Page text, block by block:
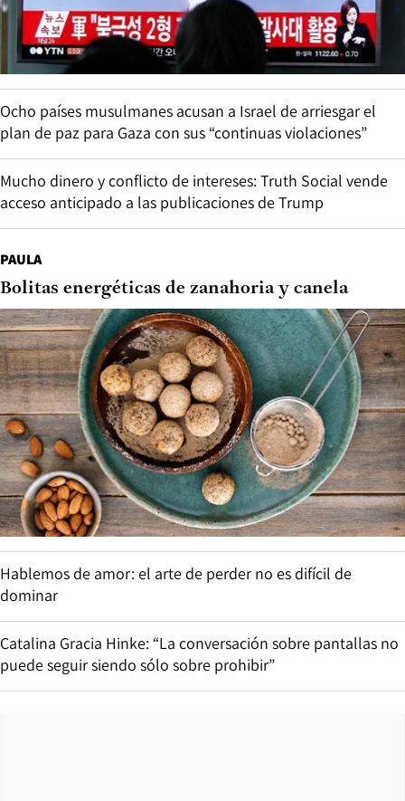
Ocho países musulmanes acusan a Israel de arriesgar el
plan de paz para Gaza con sus “continuas violaciones”
Mucho dinero y conflicto de intereses: Truth Social vende
acceso anticipado a las publicaciones de Trump
PAULA
Bolitas energéticas de zanahoria y canela
Hablemos de amor: el arte de perder no es difícil de
dominar
Catalina Gracia Hinke: “La conversación sobre pantallas no
puede seguir siendo sólo sobre prohibir”